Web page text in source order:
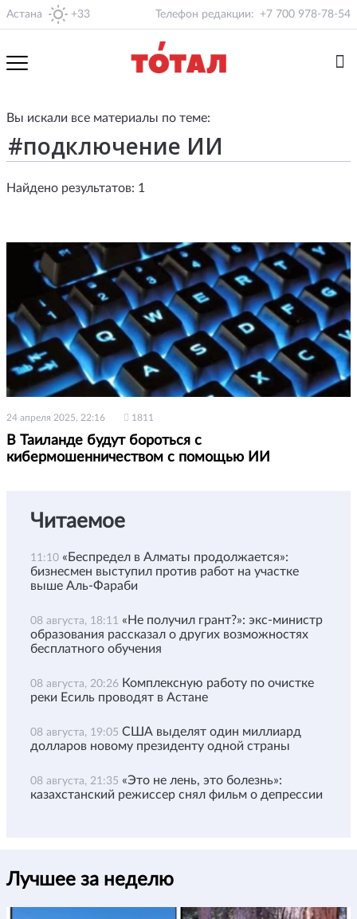
Астана +33 Телефон редакции: +7 700 978-78-54
Вы искали все материалы по теме:
Найдено результатов: 1
24 апреля 2025, 22:16 1811
В Таиланде будут бороться с
кибермошенничеством с помощью ИИ
Читаемое
11:10 «Беспредел в Алматы продолжается»:
бизнесмен выступил против работ на участке
выше Аль-Фараби
08 августа, 18:11 «Не получил грант?»: экс-министр
образования рассказал о других возможностях
бесплатного обучения
08 августа, 20:26 Комплексную работу по очистке
реки Есиль проводят в Астане
08 августа, 19:05 США выделят один миллиард
долларов новому президенту одной страны
08 августа, 21:35 «Это не лень, это болезнь»:
казахстанский режиссер снял фильм о депрессии
Лучшее за неделю